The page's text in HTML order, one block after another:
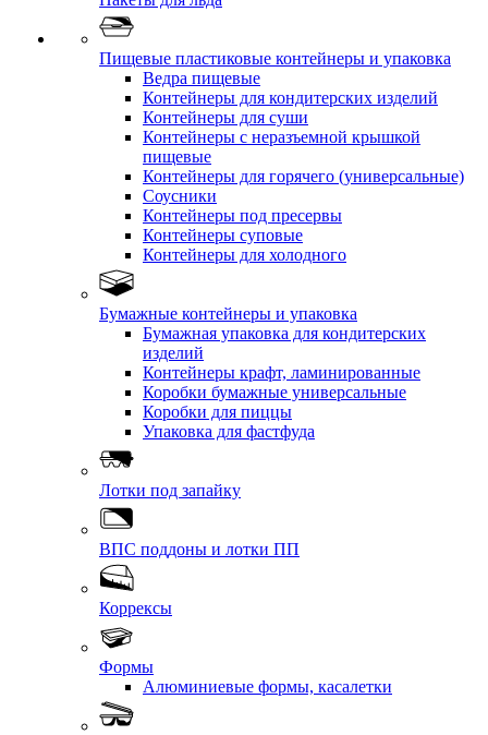
Пищевые пластиковые контейнеры и упаковка
Ведра пищевые
Контейнеры для кондитерских изделий
Контейнеры для суши
Контейнеры с неразъемной крышкой
пищевые
Контейнеры для горячего (универсальные)
Соусники
Контейнеры под пресервы
Контейнеры суповые
Контейнеры для холодного
Бумажные контейнеры и упаковка
Бумажная упаковка для кондитерских
изделий
Контейнеры крафт, ламинированные
Коробки бумажные универсальные
Коробки для пиццы
Упаковка для фастфуда
Лотки под запайку
ВПС поддоны и лотки ПП
Коррексы
Формы
Алюминиевые формы, касалетки